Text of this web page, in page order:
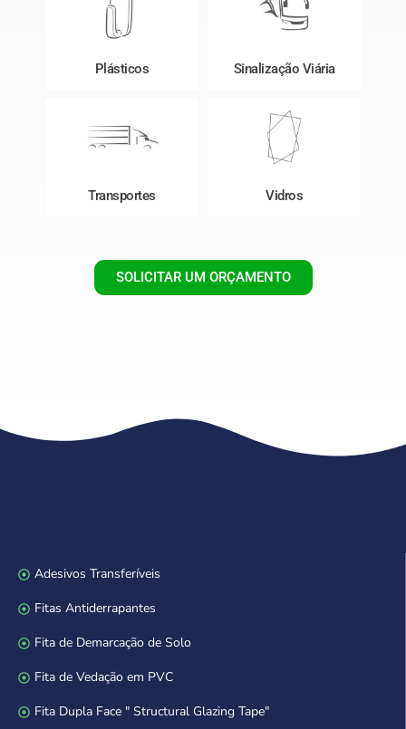
Plásticos Sinalização Viária
Transportes Vidros
SOLICITAR UM ORÇAMENTO
Adesivos Transferíveis
Fitas Antiderrapantes
Fita de Demarcação de Solo
Fita de Vedação em PVC
Fita Dupla Face " Structural Glazing Tape"